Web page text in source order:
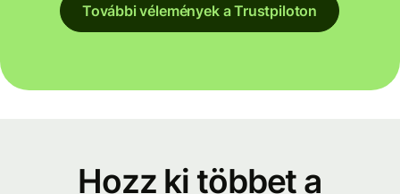
További vélemények a Trustpiloton
Hozz ki többet a